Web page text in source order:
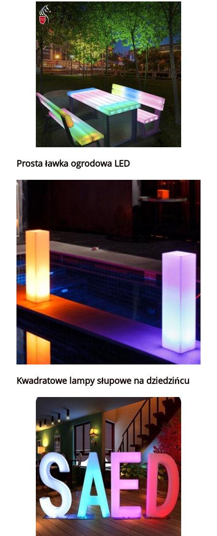
Prosta ławka ogrodowa LED
Kwadratowe lampy słupowe na dziedzińcu